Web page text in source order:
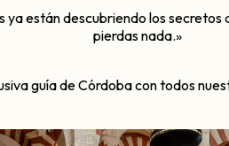
por
histórico más misterioso, así
más misteriosas:
ya están descubriendo los
pierdas nada.»
guía de Córdoba con todos